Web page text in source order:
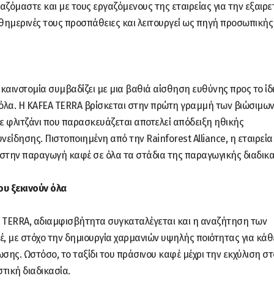
και με τους εργαζόμενους της εταιρείας για την
τους προσπάθειες και λειτουργεί ως πηγή προσωπικής
συμβαδίζει με μια βαθιά αίσθηση ευθύνης προς το
Η KAFEA TERRA βρίσκεται στην πρώτη γραμμή των βιώσιμων
φλιτζάνι που παρασκευάζεται αποτελεί απόδειξη ηθικής
Πιστοποιημένη από την Rainforest Alliance, η εταιρεία
στην παραγωγή καφέ σε όλα τα στάδια της παραγωγικής
ξεκινούν όλα
αδιαμφισβήτητα συγκαταλέγεται και η αναζήτηση των
με στόχο την δημιουργία χαρμανιών υψηλής ποιότητας για
Ωστόσο, το ταξίδι του πράσινου καφέ μέχρι την εκχύλιση
διαδικασία.